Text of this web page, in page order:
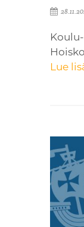
Hoisko
Lue